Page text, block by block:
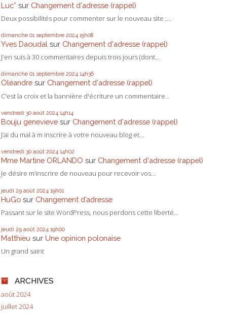
Luc* sur Changement d'adresse (rappel)
Deux possibilités pour commenter sur le nouveau site ;...
dimanche 01 septembre 2024 15h08
Yves Daoudal sur Changement d'adresse (rappel)
J'en suis à 30 commentaires depuis trois jours (dont...
dimanche 01 septembre 2024 14h36
Oléandre sur Changement d'adresse (rappel)
C'est la croix et la bannière d'écriture un commentaire...
vendredi 30 août 2024 14h14
Bouju genevieve sur Changement d'adresse (rappel)
J’ai du mal à m inscrire à votre nouveau blog et...
vendredi 30 août 2024 14h02
Mme Martine ORLANDO sur Changement d'adresse (rappel)
Je désire m’inscrire de nouveau pour recevoir vos...
jeudi 29 août 2024 19h01
HuGo sur Changement d’adresse
Passant sur le site WordPress, nous perdons cette liberté...
jeudi 29 août 2024 19h00
Matthieu sur Une opinion polonaise
Un grand saint
ARCHIVES
août 2024
juillet 2024